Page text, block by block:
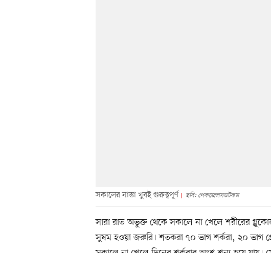
সকালের নাস্তা খুবই গুরুত্বপূর্ণ ছবি: পেকজেলসডটকম
সারা রাত অভুক্ত থেকে সকালে না খেলে শরীরের
সুষম হওয়া জরুরি। শতকরা ৭০ ভাগ শর্করা, ২০ ভাগ